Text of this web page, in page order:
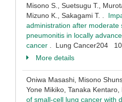
Misono S., Suetsugu T.,
Mizuno K., Sakagami T. .
administration after moderate
pneumonitis in locally
cancer . Lung Cancer204
More details
Oniwa Masashi, Misono
Yone Mikiko, Tanaka Kentaro,
of small-cell lung cancer with